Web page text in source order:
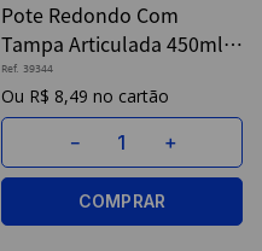
Pote Redondo Com
Tampa Articulada 450ml
10 Un - Galvanotek
Ref. 39344
R$ 8,49
＋
－
COMPRAR
9º
post it